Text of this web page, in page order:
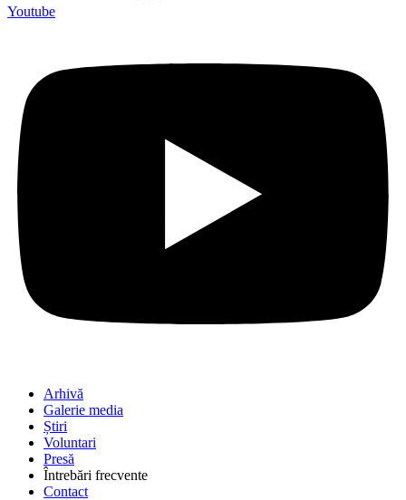
Youtube
Arhivă
Galerie media
Știri
Voluntari
Presă
Întrebări frecvente
Contact